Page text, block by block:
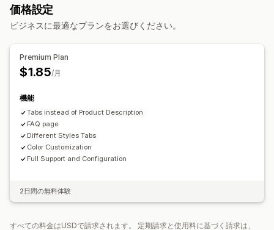
価格設定
ビジネスに最適なプランをお選びください。
Premium Plan
$1.85/月
機能
Tabs instead of Product Description
FAQ page
Different Styles Tabs
Color Customization
Full Support and Configuration
2日間の無料体験
すべての料金はUSDで請求されます。 定期請求と使用料に基づく請求は、